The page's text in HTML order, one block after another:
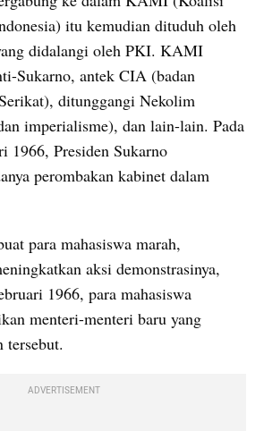
itu kemudian dituduh oleh
didalangi oleh PKI. KAMI
Sukarno, antek CIA (badan
ditunggangi Nekolim
imperialisme), dan lain-lain. Pada
1966, Presiden Sukarno
perombakan kabinet dalam
para mahasiswa marah,
aksi demonstrasinya,
1966, para mahasiswa
menteri-menteri baru yang
tersebut.
ADVERTISEMENT